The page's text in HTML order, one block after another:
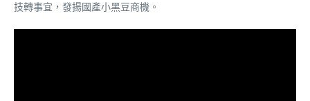
技轉事宜，發揚國產小黑豆商機。